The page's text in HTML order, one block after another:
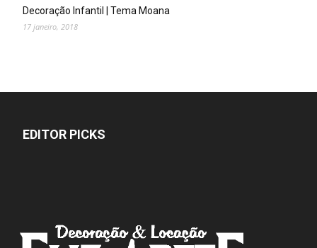
Decoração Infantil | Tema Moana
17 janeiro, 2018
EDITOR PICKS